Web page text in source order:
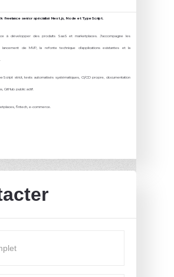
freelance senior spécialisé Next.js, Node et TypeScript.
à développer des produits SaaS et marketplaces. J'accompagne les
de MVP, la refonte technique d'applications existantes et la
strict, tests automatisés systématiques, CI/CD propre, documentation
GitHub public actif.
fintech, e-commerce.